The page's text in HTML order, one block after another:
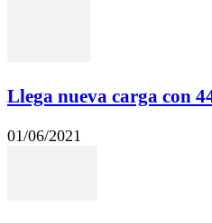
Llega nueva carga con
01/06/2021